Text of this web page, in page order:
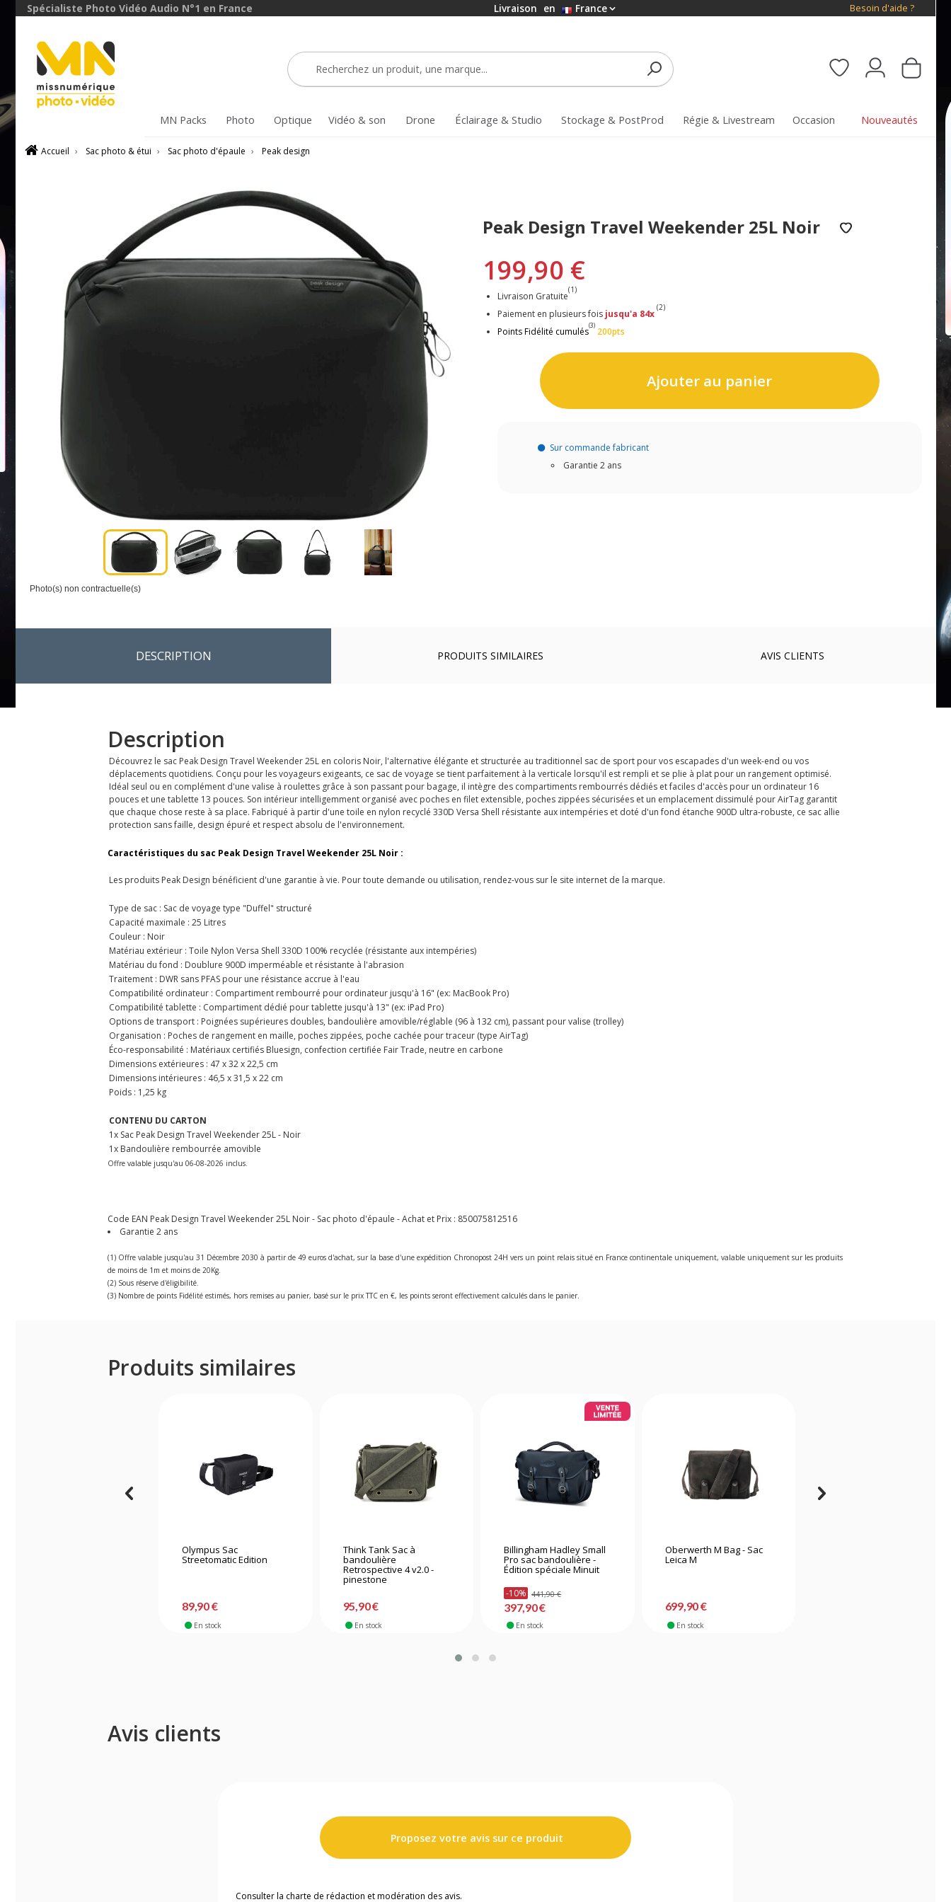
Spécialiste Photo Vidéo Audio N°1 en France Livraison en France Besoin d'aide ?
MN Packs Photo Optique Vidéo & son Drone Éclairage & Studio Stockage & PostProd Régie & Livestream Occasion Nouveautés
Accueil › Sac photo & étui › Sac photo d'épaule › Peak design
Photo(s) non contractuelle(s)
Peak Design Travel Weekender 25L Noir
199,90 €
Livraison Gratuite
(1)
Paiement en plusieurs fois jusqu'a 84x
(2)
Points Fidélité cumulés
(3)
200pts
Ajouter au panier
Sur commande fabricant
Garantie 2 ans
DESCRIPTION PRODUITS SIMILAIRES AVIS CLIENTS
Description
Découvrez le sac Peak Design Travel Weekender 25L en coloris Noir, l'alternative élégante et structurée au traditionnel sac de sport pour vos escapades d'un week-end ou vos
déplacements quotidiens. Conçu pour les voyageurs exigeants, ce sac de voyage se tient parfaitement à la verticale lorsqu'il est rempli et se plie à plat pour un rangement optimisé.
Idéal seul ou en complément d'une valise à roulettes grâce à son passant pour bagage, il intègre des compartiments rembourrés dédiés et faciles d'accès pour un ordinateur 16
pouces et une tablette 13 pouces. Son intérieur intelligemment organisé avec poches en filet extensible, poches zippées sécurisées et un emplacement dissimulé pour AirTag garantit
que chaque chose reste à sa place. Fabriqué à partir d'une toile en nylon recyclé 330D Versa Shell résistante aux intempéries et doté d'un fond étanche 900D ultra-robuste, ce sac allie
protection sans faille, design épuré et respect absolu de l'environnement.
Caractéristiques du sac Peak Design Travel Weekender 25L Noir :
Les produits Peak Design bénéficient d'une garantie à vie. Pour toute demande ou utilisation, rendez-vous sur le site internet de la marque.
Type de sac : Sac de voyage type "Duffel" structuré
Capacité maximale : 25 Litres
Couleur : Noir
Matériau extérieur : Toile Nylon Versa Shell 330D 100% recyclée (résistante aux intempéries)
Matériau du fond : Doublure 900D imperméable et résistante à l'abrasion
Traitement : DWR sans PFAS pour une résistance accrue à l'eau
Compatibilité ordinateur : Compartiment rembourré pour ordinateur jusqu'à 16" (ex: MacBook Pro)
Compatibilité tablette : Compartiment dédié pour tablette jusqu'à 13" (ex: iPad Pro)
Options de transport : Poignées supérieures doubles, bandoulière amovible/réglable (96 à 132 cm), passant pour valise (trolley)
Organisation : Poches de rangement en maille, poches zippées, poche cachée pour traceur (type AirTag)
Éco-responsabilité : Matériaux certifiés Bluesign, confection certifiée Fair Trade, neutre en carbone
Dimensions extérieures : 47 x 32 x 22,5 cm
Dimensions intérieures : 46,5 x 31,5 x 22 cm
Poids : 1,25 kg
CONTENU DU CARTON
1x Sac Peak Design Travel Weekender 25L - Noir
1x Bandoulière rembourrée amovible
Offre valable jusqu'au 06-08-2026 inclus.
Code EAN Peak Design Travel Weekender 25L Noir - Sac photo d'épaule - Achat et Prix : 850075812516
Garantie 2 ans
(1) Offre valable jusqu'au 31 Décembre 2030 à partir de 49 euros d'achat, sur la base d'une expédition Chronopost 24H vers un point relais situé en France continentale uniquement, valable uniquement sur les produits
de moins de 1m et moins de 20Kg.
(2) Sous réserve d'éligibilité.
(3) Nombre de points Fidélité estimés, hors remises au panier, basé sur le prix TTC en €, les points seront effectivement calculés dans le panier.
Produits similaires
Olympus Sac
Streetomatic Edition
89,90 €
En stock
Think Tank Sac à
bandoulière
Retrospective 4 v2.0 -
pinestone
95,90 €
En stock
Billingham Hadley Small
Pro sac bandoulière -
Édition spéciale Minuit
-10% 441,90 €
397,90 €
En stock
Oberwerth M Bag - Sac
Leica M
699,90 €
En stock
Avis clients
Proposez votre avis sur ce produit
Consulter la charte de rédaction et modération des avis.